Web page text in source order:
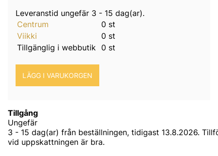
Leveranstid ungefär 3 - 15 dag(ar).
Centrum
0 st
Viikki
0 st
Tillgänglig i webbutik
0 st
Tillgång
Ungefär
3 - 15 dag(ar) från beställningen, tidigast 13.8.2026.
vid uppskattningen är bra.